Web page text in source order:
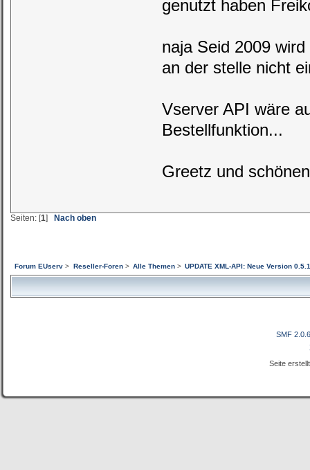
genutzt haben
naja Seid 2009
an der stelle nicht
Vserver API wäre
Bestellfunktion...
Greetz und
Seiten: [1] Nach oben
Forum EUserv > Reseller-Foren> Alle Themen> UPDATE XML-API: Neue Version
SMF 2.0.6
Seite